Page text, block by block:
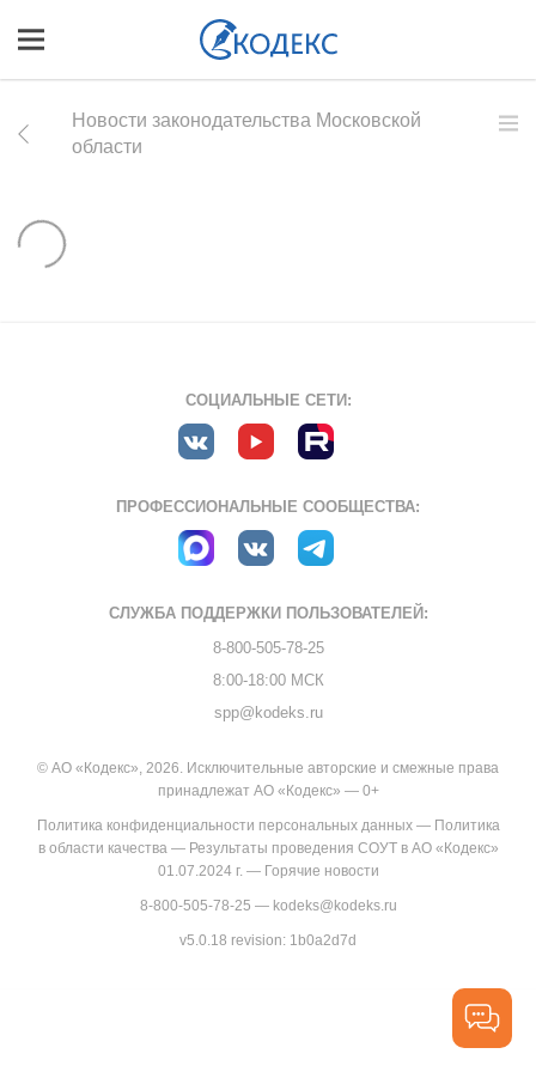
Новости законодательства Московской
области
СОЦИАЛЬНЫЕ СЕТИ:
ПРОФЕССИОНАЛЬНЫЕ СООБЩЕСТВА:
СЛУЖБА ПОДДЕРЖКИ ПОЛЬЗОВАТЕЛЕЙ:
8-800-505-78-25
8:00-18:00 МСК
spp@kodeks.ru
© АО «Кодекс», 2026. Исключительные авторские и смежные права
принадлежат АО «Кодекс» — 0+
Политика конфиденциальности персональных данных— Политика
в области качества— Результаты проведения СОУТ в АО «Кодекс»
01.07.2024 г.— Горячие новости
8-800-505-78-25 — kodeks@kodeks.ru
v5.0.18 revision: 1b0a2d7d